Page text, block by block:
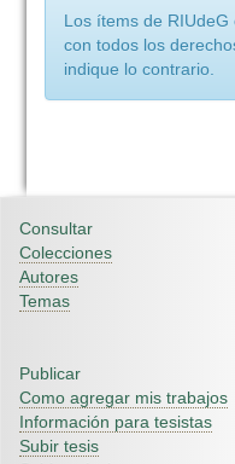
Los ítems de RIUdeG
con todos los
indique lo contrario.
Consultar
Colecciones
Autores
Temas
Publicar
Como agregar mis trabajos
Información para tesistas
Subir tesis